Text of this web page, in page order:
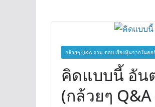
กล้วยๆ Q&A ถาม-ตอบ เรื่องหุ้นจากในค
คิดแบบนี้ อัน
(กล้วยๆ Q&A